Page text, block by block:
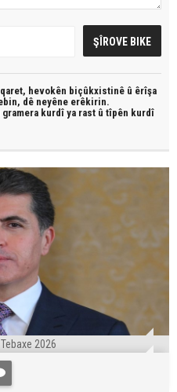
hevokên biçûkxistinê û êrîşa
dê neyêne erêkirin.
gramera kurdî ya rast û tîpên kurdî
2026